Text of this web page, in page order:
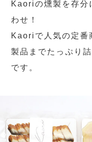
Kaoriの燻製を存分
わせ！
Kaoriで人気の定番
製品までたっぷり
です。